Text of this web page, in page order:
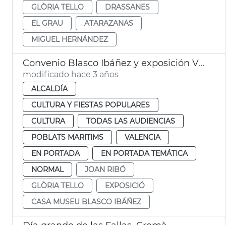
GLÒRIA TELLO
DRASSANES
EL GRAU
ATARAZANAS
MIGUEL HERNÁNDEZ
Convenio Blasco Ibáñez y exposición Viaje millonarios
modificado hace 3 años
ALCALDÍA
CULTURA Y FIESTAS POPULARES
CULTURA
TODAS LAS AUDIENCIAS
POBLATS MARITIMS
VALENCIA
EN PORTADA
EN PORTADA TEMÁTICA
NORMAL
JOAN RIBÓ
GLÒRIA TELLO
EXPOSICIÓ
CASA MUSEU BLASCO IBÁÑEZ